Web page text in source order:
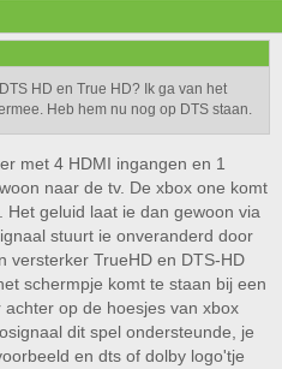
HD en True HD? Ik ga van het
Heb hem nu nog op DTS staan.
met 4 HDMI ingangen en 1
naar de tv. De xbox one komt
geluid laat ie dan gewoon via
stuurt ie onveranderd door
versterker TrueHD en DTS-HD
schermpje komt te staan bij een
op de hoesjes van xbox
dit spel ondersteunde, je
en dts of dolby logo'tje